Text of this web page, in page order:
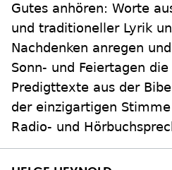
Gutes anhören: Worte
und traditioneller Lyrik
Nachdenken anregen
Sonn- und Feiertagen
Predigttexte aus der
der einzigartigen
Radio- und